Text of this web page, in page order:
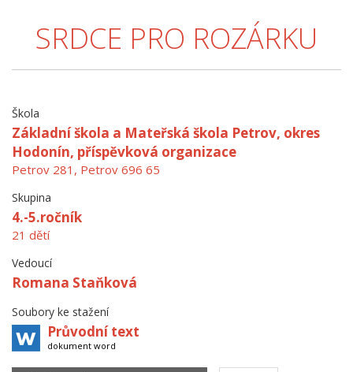
SRDCE PRO ROZÁRKU
Škola
Základní škola a Mateřská škola Petrov, okres
Hodonín, příspěvková organizace
Petrov 281, Petrov 696 65
Skupina
4.-5.ročník
21 dětí
Vedoucí
Romana Staňková
Soubory ke stažení
Průvodní text
dokument word